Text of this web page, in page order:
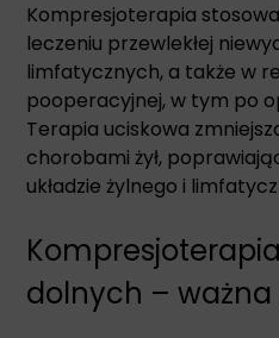
Kompresjoterapia
leczeniu przewlekłej
limfatycznych, a także w
pooperacyjnej, w tym po
Terapia uciskowa
chorobami żył,
układzie żylnego i
dolnych – ważna